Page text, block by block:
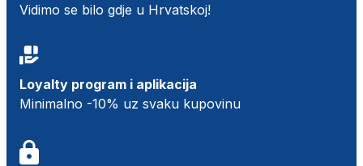
Vidimo se bilo gdje u Hrvatskoj!
Loyalty program i aplikacija
Minimalno -10% uz svaku kupovinu